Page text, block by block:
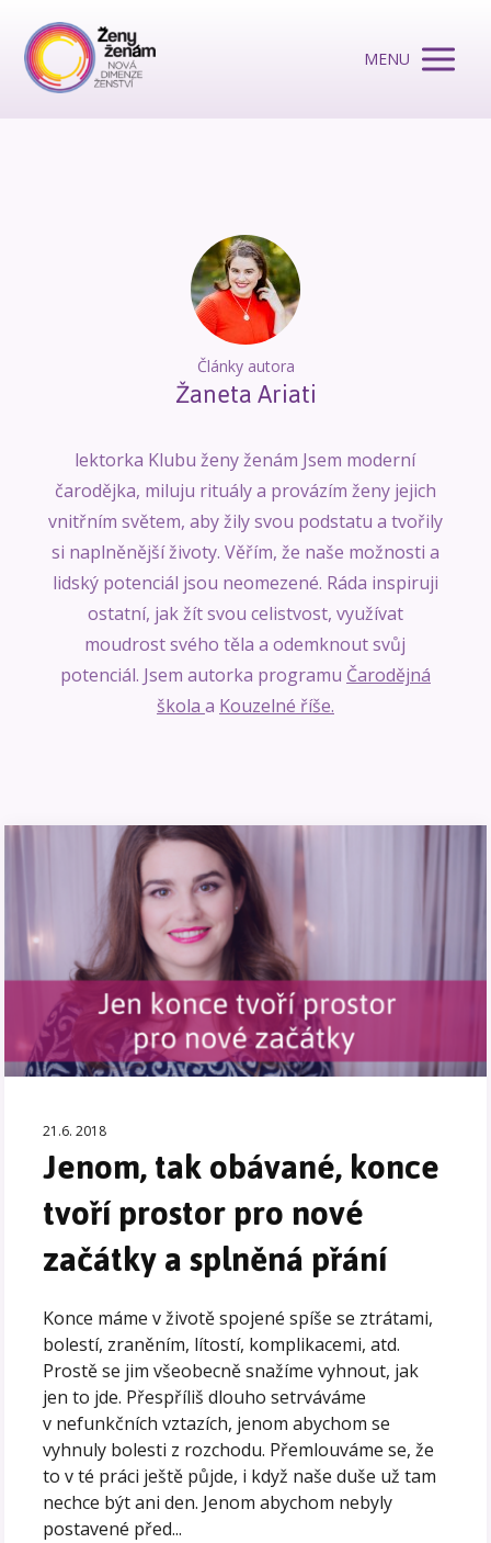
MENU
Články autora
Žaneta Ariati
lektorka Klubu ženy ženám Jsem moderní
čarodějka, miluju rituály a provázím ženy jejich
vnitřním světem, aby žily svou podstatu a tvořily
si naplněnější životy. Věřím, že naše možnosti a
lidský potenciál jsou neomezené. Ráda inspiruji
ostatní, jak žít svou celistvost, využívat
moudrost svého těla a odemknout svůj
potenciál. Jsem autorka programu Čarodějná
škola a Kouzelné říše.
21.6. 2018
Jenom, tak obávané, konce
tvoří prostor pro nové
začátky a splněná přání
Konce máme v životě spojené spíše se ztrátami,
bolestí, zraněním, lítostí, komplikacemi, atd.
Prostě se jim všeobecně snažíme vyhnout, jak
jen to jde. Přespříliš dlouho setrváváme
v nefunkčních vztazích, jenom abychom se
vyhnuly bolesti z rozchodu. Přemlouváme se, že
to v té práci ještě půjde, i když naše duše už tam
nechce být ani den. Jenom abychom nebyly
postavené před...